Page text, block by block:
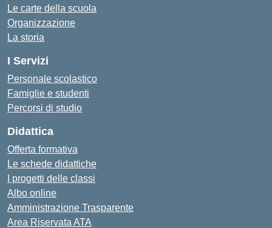
Le carte della scuola
Organizzazione
La storia
I Servizi
Personale scolastico
Famiglie e studenti
Percorsi di studio
Didattica
Offerta formativa
Le schede didattiche
I progetti delle classi
Albo online
Amministrazione Trasparente
Area Riservata ATA